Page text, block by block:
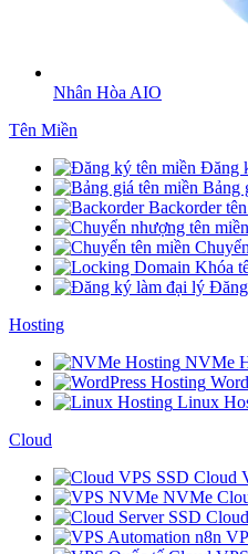
Nhân Hòa AIO
Tên Miền
Đăng
Bảng
Backorder
Khóa
Hosting
NVMe
Linux
Cloud
SSD Cloud
NVMe
SSD